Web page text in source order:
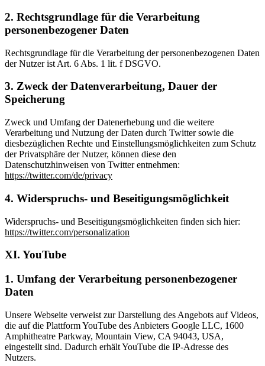
2. Rechtsgrundlage für die Verarbeitung
personenbezogener Daten
Rechtsgrundlage für die Verarbeitung der personenbezogenen Daten
der Nutzer ist Art. 6 Abs. 1 lit. f DSGVO.
3. Zweck der Datenverarbeitung, Dauer der
Speicherung
Zweck und Umfang der Datenerhebung und die weitere
Verarbeitung und Nutzung der Daten durch Twitter sowie die
diesbezüglichen Rechte und Einstellungsmöglichkeiten zum Schutz
der Privatsphäre der Nutzer, können diese den
Datenschutzhinweisen von Twitter entnehmen:
https://twitter.com/de/privacy
4. Widerspruchs- und Beseitigungsmöglichkeit
Widerspruchs- und Beseitigungsmöglichkeiten finden sich hier:
https://twitter.com/personalization
XI. YouTube
1. Umfang der Verarbeitung personenbezogener
Daten
Unsere Webseite verweist zur Darstellung des Angebots auf Videos,
die auf die Plattform YouTube des Anbieters Google LLC, 1600
Amphitheatre Parkway, Mountain View, CA 94043, USA,
eingestellt sind. Dadurch erhält YouTube die IP-Adresse des
Nutzers.